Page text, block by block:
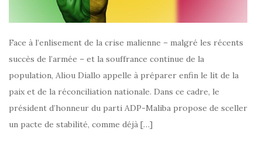
Face à l’enlisement de la crise malienne – malgré les récents
succès de l’armée – et la souffrance continue de la
population, Aliou Diallo appelle à préparer enfin le lit de la
paix et de la réconciliation nationale. Dans ce cadre, le
président d’honneur du parti ADP-Maliba propose de sceller
un pacte de stabilité, comme déjà […]